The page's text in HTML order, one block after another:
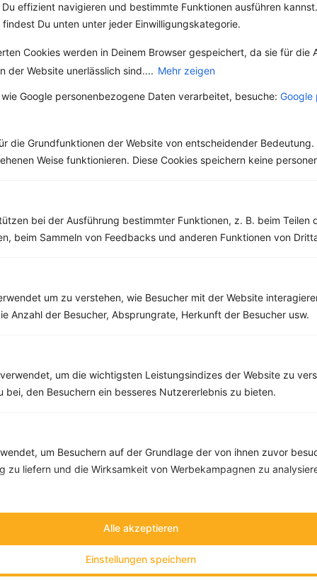
effizient navigieren und bestimmte Funktionen ausführen
Du unten unter jeder Einwilligungskategorie.
Cookies werden in Deinem Browser gespeichert, da sie für die
der Website unerlässlich sind.... Mehr zeigen
Google personenbezogene Daten verarbeitet, besuche: Google
die Grundfunktionen der Website von entscheidender Bedeutung.
Weise funktionieren. Diese Cookies speichern keine
bei der Ausführung bestimmter Funktionen, z. B. beim Teilen
beim Sammeln von Feedbacks und anderen Funktionen von
um zu verstehen, wie Besucher mit der Website
Anzahl der Besucher, Absprungrate, Herkunft der Besucher usw.
um die wichtigsten Leistungsindizes der Website zu
bei, den Besuchern ein besseres Nutzererlebnis zu bieten.
um Besuchern auf der Grundlage der von ihnen zuvor
zu liefern und die Wirksamkeit von Werbekampagnen zu
Einstellungen speichern
Alle akzeptieren
Frischkäse – viel
mehr als nur ein
Brotaufstrich
Frischkäse ist
aufgrund seiner
seines vielseitigen
Zwiebel –
Natürliches
Antibiotikum und
„Wunder“-
Heilmittel
Die Zwiebel ist eine
Pflanzenart und gehört
zu der Gattung Lauch.
Schon seit mehr als...
Weitere Vegetarische Rezepte
‹ ›
Kalorien:359 kcal
Fett:12 g
Fett:7 g
Eiweiß:12 g
Kohlehydrate:47 g